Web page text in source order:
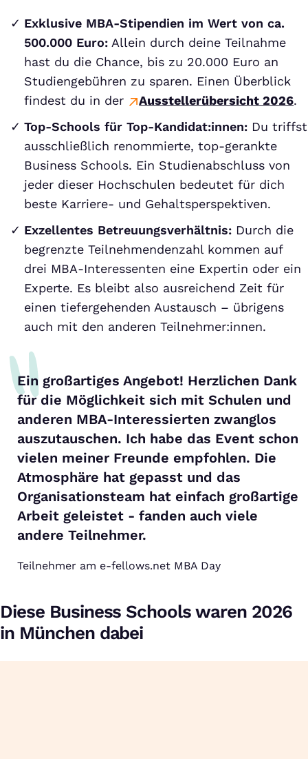
Exklusive MBA-Stipendien im Wert von ca.
500.000 Euro: Allein durch deine Teilnahme
hast du die Chance, bis zu 20.000 Euro an
Studiengebühren zu sparen. Einen Überblick
findest du in der
Ausstellerübersicht 2026.
Top-Schools für Top-Kandidat:innen: Du triffst
ausschließlich renommierte, top-gerankte
Business Schools. Ein Studienabschluss von
jeder dieser Hochschulen bedeutet für dich
beste Karriere- und Gehaltsperspektiven.
Exzellentes Betreuungsverhältnis: Durch die
begrenzte Teilnehmendenzahl kommen auf
drei MBA-Interessenten eine Expertin oder ein
Experte. Es bleibt also ausreichend Zeit für
einen tiefergehenden Austausch – übrigens
auch mit den anderen Teilnehmer:innen.
Ein großartiges Angebot! Herzlichen Dank
für die Möglichkeit sich mit Schulen und
anderen MBA-Interessierten zwanglos
auszutauschen. Ich habe das Event schon
vielen meiner Freunde empfohlen. Die
Atmosphäre hat gepasst und das
Organisationsteam hat einfach großartige
Arbeit geleistet - fanden auch viele
andere Teilnehmer.
Teilnehmer am e-fellows.net MBA Day
Diese Business Schools waren 2026
in München dabei